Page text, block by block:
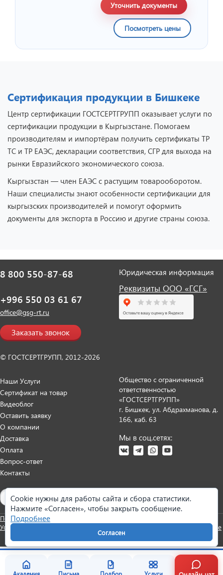
Уточнить документы
Посмотреть цены
Сертификация продукции в Бишкеке
Центр сертификации ГОСТСЕРТГРУПП оказывает услуги по
сертификации продукции в Кыргызстане. Помогаем
производителям и импортёрам получить сертификаты ТР
ТС и ТР ЕАЭС, декларации соответствия, СГР для выхода на
рынки Евразийского экономического союза.
Кыргызстан — член ЕАЭС с растущим товарооборотом.
Наши специалисты знают особенности сертификации для
кыргызских производителей и помогут оформить
документы для экспорта в Россию и другие страны союза.
8 800 550-87-68
+996 550 03 61 67
office@gsg-rt.ru
Заказать звонок
© ГОСТСЕРТГРУПП, 2012-2026
Юридическая информация
Реквизиты ООО «ГСГ»
Наши Услуги
Сертификат на товар
Видеоблог
Оставить заявку
О компании
Доставка
Оплата
Вопрос-ответ
Контакты
Общество с ограниченной
ответственностью
«ГОСТСЕРТГРУПП»
г. Бишкек, ул. Абдрахманова, д.
166, каб. 63
Мы в соц.сетях:
Карта сайта
Политика персональных данных
Условия оказания услуг
Настройки cookie
Cookie нужны для работы сайта и сбора статистики.
Нажмите «Согласен», чтобы закрыть сообщение.
Подробнее
Согласен